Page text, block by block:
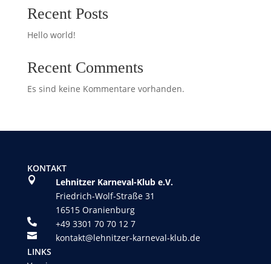
Recent Posts
Hello world!
Recent Comments
Es sind keine Kommentare vorhanden.
KONTAKT

Lehnitzer Karneval-Klub e.V.
Friedrich-Wolf-Straße 31
16515 Oranienburg
 +49 3301 70 70 12 7

kontakt@lehnitzer-karneval-klub.de
LINKS